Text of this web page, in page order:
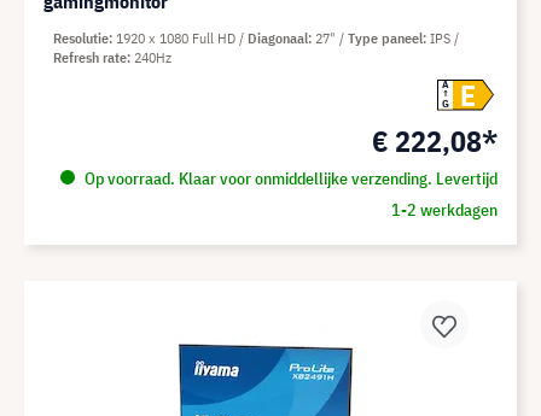
A
G
E
€ 222,08*
Op voorraad. Klaar voor onmiddellijke verzending. Levertijd
1-2 werkdagen
Resolutie 1920 x 1080 Full HD Diagonaal 27" Type paneel IPS
Refresh rate 240Hz